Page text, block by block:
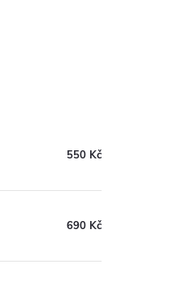
550 Kč
690 Kč